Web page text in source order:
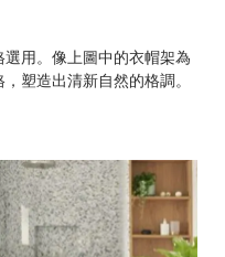
用。像上圖中的衣帽架為
塑造出清新自然的格調。